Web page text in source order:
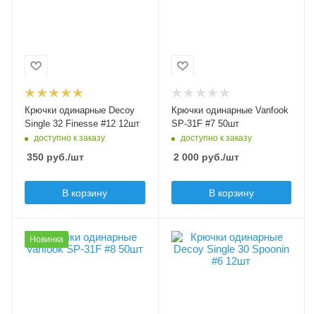
12
черный
Бородка
с бородкой
Крючки одинарные Decoy
Single 32 Finesse #12 12шт
доступно к заказу
350 руб./шт
В корзину
Цвет крючка
Бородка
безбородые
Крючки одинарные Vanfook
SP-31F #7 50шт
доступно к заказу
2 000руб./шт
В корзину
Новинка
Модель крючков
Vanfook SP-31F
Модель крючков
Decoy Single 30